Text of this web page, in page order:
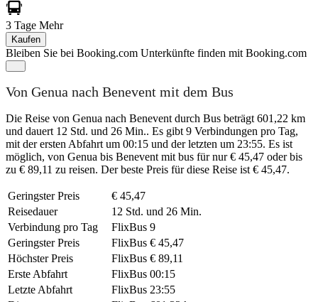
3 Tage Mehr
Kaufen
Bleiben Sie bei Booking.com Unterkünfte finden mit Booking.com
Von Genua nach Benevent mit dem Bus
Die Reise von Genua nach Benevent durch Bus beträgt 601,22 km
und dauert 12 Std. und 26 Min.. Es gibt 9 Verbindungen pro Tag,
mit der ersten Abfahrt um 00:15 und der letzten um 23:55. Es ist
möglich, von Genua bis Benevent mit bus für nur € 45,47 oder bis
zu € 89,11 zu reisen. Der beste Preis für diese Reise ist € 45,47.
Geringster Preis
€ 45,47
Reisedauer
12 Std. und 26 Min.
Verbindung pro Tag
FlixBus 9
Geringster Preis
FlixBus € 45,47
Höchster Preis
FlixBus € 89,11
Erste Abfahrt
FlixBus 00:15
Letzte Abfahrt
FlixBus 23:55